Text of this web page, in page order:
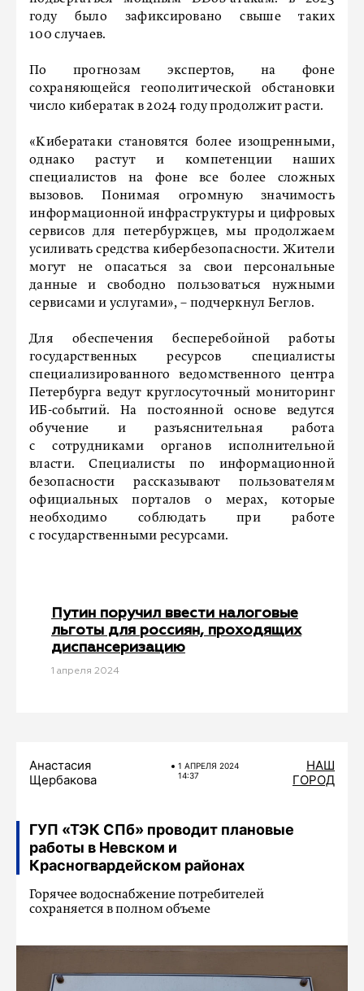
году было зафиксировано свыше таких
100 случаев.
По прогнозам экспертов, на фоне
сохраняющейся геополитической обстановки
число кибератак в 2024 году продолжит расти.
«Кибератаки становятся более изощренными,
однако растут и компетенции наших
специалистов на фоне все более сложных
вызовов. Понимая огромную значимость
информационной инфраструктуры и цифровых
сервисов для петербуржцев, мы продолжаем
усиливать средства кибербезопасности. Жители
могут не опасаться за свои персональные
данные и свободно пользоваться нужными
сервисами и услугами», – подчеркнул Беглов.
Для обеспечения бесперебойной работы
государственных ресурсов специалисты
специализированного ведомственного центра
Петербурга ведут круглосуточный мониторинг
ИБ-событий. На постоянной основе ведутся
обучение и разъяснительная работа
с сотрудниками органов исполнительной
власти. Специалисты по информационной
безопасности рассказывают пользователям
официальных порталов о мерах, которые
необходимо соблюдать при работе
с государственными ресурсами.
Путин поручил ввести налоговые
льготы для россиян, проходящих
диспансеризацию
1 апреля 2024
Анастасия
Щербакова
1 АПРЕЛЯ 2024
14:37
НАШ
ГОРОД
ГУП «ТЭК СПб» проводит плановые
работы в Невском и
Красногвардейском районах
Горячее водоснабжение потребителей
сохраняется в полном объеме